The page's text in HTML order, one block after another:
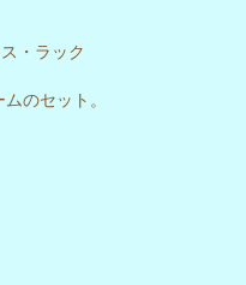
・ラック
のセット。